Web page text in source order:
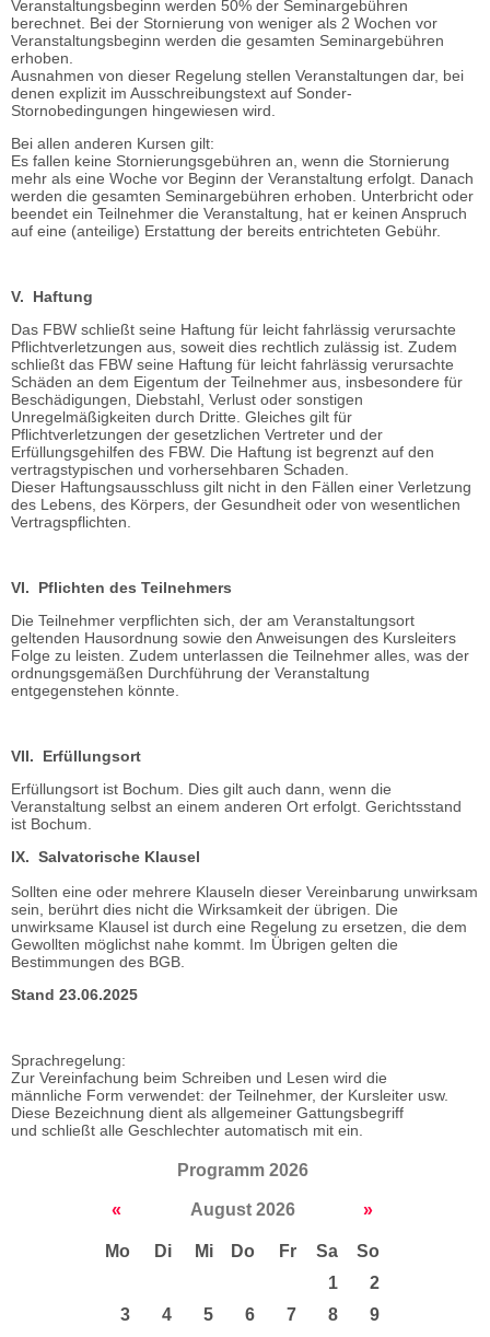
Veranstaltungsbeginn werden 50% der Seminargebühren
berechnet. Bei der Stornierung von weniger als 2 Wochen vor
Veranstaltungsbeginn werden die gesamten Seminargebühren
erhoben.
Ausnahmen von dieser Regelung stellen Veranstaltungen dar, bei
denen explizit im Ausschreibungstext auf Sonder-
Stornobedingungen hingewiesen wird.
Bei allen anderen Kursen gilt:
Es fallen keine Stornierungsgebühren an, wenn die Stornierung
mehr als eine Woche vor Beginn der Veranstaltung erfolgt. Danach
werden die gesamten Seminargebühren erhoben. Unterbricht oder
beendet ein Teilnehmer die Veranstaltung, hat er keinen Anspruch
auf eine (anteilige) Erstattung der bereits entrichteten Gebühr.
V. Haftung
Das FBW schließt seine Haftung für leicht fahrlässig verursachte
Pflichtverletzungen aus, soweit dies rechtlich zulässig ist. Zudem
schließt das FBW seine Haftung für leicht fahrlässig verursachte
Schäden an dem Eigentum der Teilnehmer aus, insbesondere für
Beschädigungen, Diebstahl, Verlust oder sonstigen
Unregelmäßigkeiten durch Dritte. Gleiches gilt für
Pflichtverletzungen der gesetzlichen Vertreter und der
Erfüllungsgehilfen des FBW. Die Haftung ist begrenzt auf den
vertragstypischen und vorhersehbaren Schaden.
Dieser Haftungsausschluss gilt nicht in den Fällen einer Verletzung
des Lebens, des Körpers, der Gesundheit oder von wesentlichen
Vertragspflichten.
VI. Pflichten des Teilnehmers
Die Teilnehmer verpflichten sich, der am Veranstaltungsort
geltenden Hausordnung sowie den Anweisungen des Kursleiters
Folge zu leisten. Zudem unterlassen die Teilnehmer alles, was der
ordnungsgemäßen Durchführung der Veranstaltung
entgegenstehen könnte.
VII. Erfüllungsort
Erfüllungsort ist Bochum. Dies gilt auch dann, wenn die
Veranstaltung selbst an einem anderen Ort erfolgt. Gerichtsstand
ist Bochum.
IX. Salvatorische Klausel
Sollten eine oder mehrere Klauseln dieser Vereinbarung unwirksam
sein, berührt dies nicht die Wirksamkeit der übrigen. Die
unwirksame Klausel ist durch eine Regelung zu ersetzen, die dem
Gewollten möglichst nahe kommt. Im Übrigen gelten die
Bestimmungen des BGB.
Stand 23.06.2025
Sprachregelung:
Zur Vereinfachung beim Schreiben und Lesen wird die
männliche Form verwendet: der Teilnehmer, der Kursleiter usw.
Diese Bezeichnung dient als allgemeiner Gattungsbegriff
und schließt alle Geschlechter automatisch mit ein.
Programm 2026
« August 2026 »
Mo Di Mi Do Fr Sa
So
1
2
3
4 5 6 7 8 9